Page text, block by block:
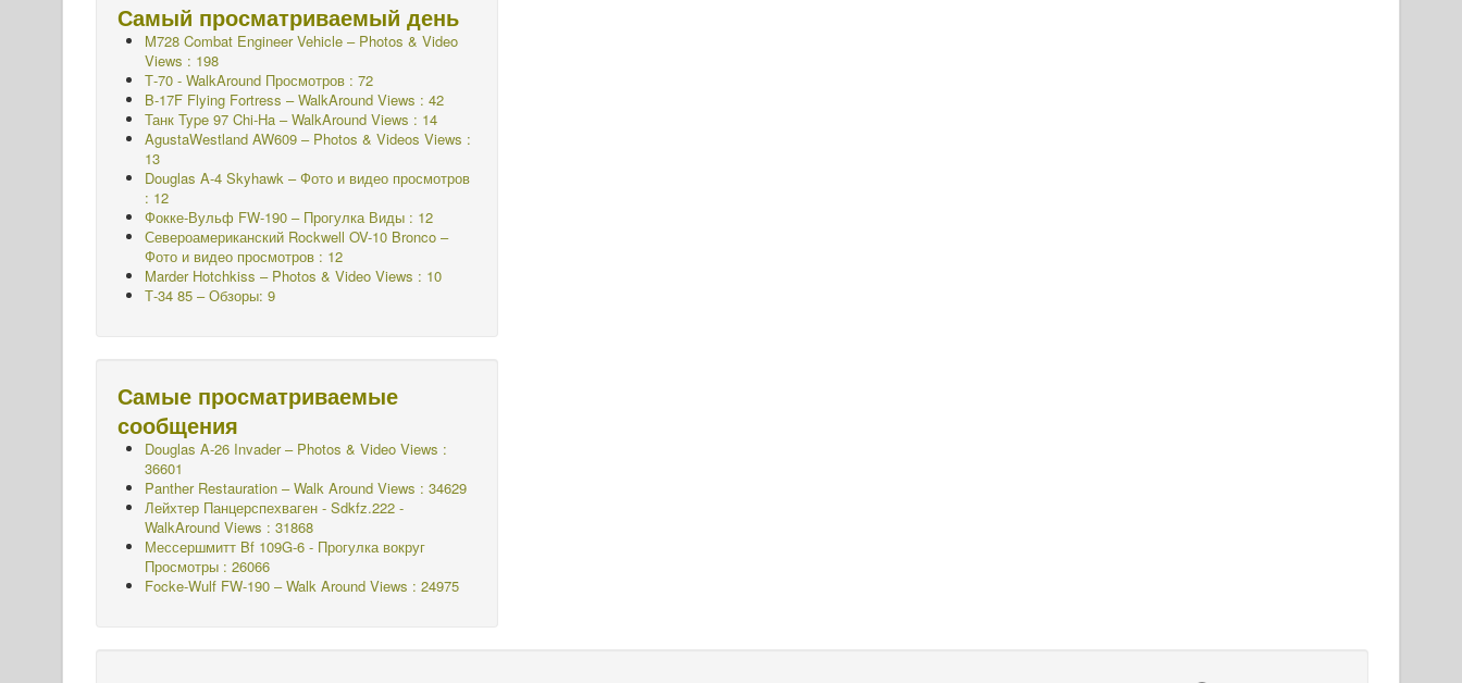
Самый просматриваемый день
M728 Combat Engineer Vehicle – Photos & Video
Views : 198
Т-70 - WalkAround Просмотров : 72
B-17F Flying Fortress – WalkAround Views : 42
Танк Type 97 Chi-Ha – WalkAround Views : 14
AgustaWestland AW609 – Photos & Videos Views :
13
Douglas A-4 Skyhawk – Фото и видео просмотров
: 12
Фокке-Вульф FW-190 – Прогулка Виды : 12
Североамериканский Rockwell OV-10 Bronco –
Фото и видео просмотров : 12
Marder Hotchkiss – Photos & Video Views : 10
Т-34 85 – Обзоры: 9
Самые просматриваемые
сообщения
Douglas A-26 Invader – Photos & Video Views :
36601
Panther Restauration – Walk Around Views : 34629
Лейхтер Панцерспехваген - Sdkfz.222 -
WalkAround Views : 31868
Мессершмитт Bf 109G-6 - Прогулка вокруг
Просмотры : 26066
Focke-Wulf FW-190 – Walk Around Views : 24975